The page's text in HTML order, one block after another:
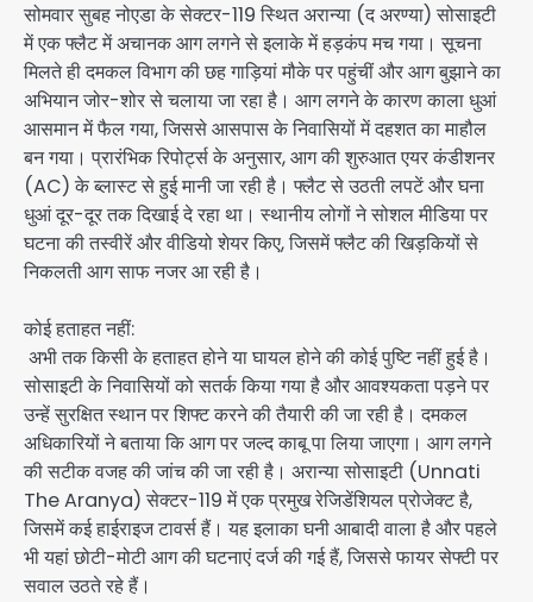
सोमवार सुबह नोएडा के सेक्टर-119 स्थित अरान्या (द अरण्या) सोसाइटी
में एक फ्लैट में अचानक आग लगने से इलाके में हड़कंप मच गया। सूचना
मिलते ही दमकल विभाग की छह गाड़ियां मौके पर पहुंचीं और आग बुझाने का
अभियान जोर-शोर से चलाया जा रहा है। आग लगने के कारण काला धुआं
आसमान में फैल गया, जिससे आसपास के निवासियों में दहशत का माहौल
बन गया। प्रारंभिक रिपोर्ट्स के अनुसार, आग की शुरुआत एयर कंडीशनर
(AC) के ब्लास्ट से हुई मानी जा रही है। फ्लैट से उठती लपटें और घना
धुआं दूर-दूर तक दिखाई दे रहा था। स्थानीय लोगों ने सोशल मीडिया पर
घटना की तस्वीरें और वीडियो शेयर किए, जिसमें फ्लैट की खिड़कियों से
निकलती आग साफ नजर आ रही है।
कोई हताहत नहीं:
अभी तक किसी के हताहत होने या घायल होने की कोई पुष्टि नहीं हुई है।
सोसाइटी के निवासियों को सतर्क किया गया है और आवश्यकता पड़ने पर
उन्हें सुरक्षित स्थान पर शिफ्ट करने की तैयारी की जा रही है। दमकल
अधिकारियों ने बताया कि आग पर जल्द काबू पा लिया जाएगा। आग लगने
की सटीक वजह की जांच की जा रही है। अरान्या सोसाइटी (Unnati
The Aranya) सेक्टर-119 में एक प्रमुख रेजिडेंशियल प्रोजेक्ट है,
जिसमें कई हाईराइज टावर्स हैं। यह इलाका घनी आबादी वाला है और पहले
भी यहां छोटी-मोटी आग की घटनाएं दर्ज की गई हैं, जिससे फायर सेफ्टी पर
सवाल उठते रहे हैं।